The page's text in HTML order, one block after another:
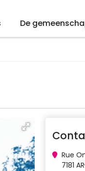
De
Rue
7181